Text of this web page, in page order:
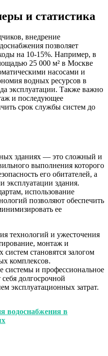
и статистика
внедрение
позволяет
на 10-15%. Например, в
25 000 м² в Москве
насосами и
водных ресурсов в
эксплуатации. Также важно
и последующее
срок службы систем до
зданиях — это сложный и
выполнения которого
его обитателей, а
эксплуатации здания.
использование
позволяют обеспечить
ее
технологий и ужесточения
монтаж и
становятся залогом
комплексов.
системы и профессиональное
долгосрочной
эксплуатационных затрат.
водоснабжения в